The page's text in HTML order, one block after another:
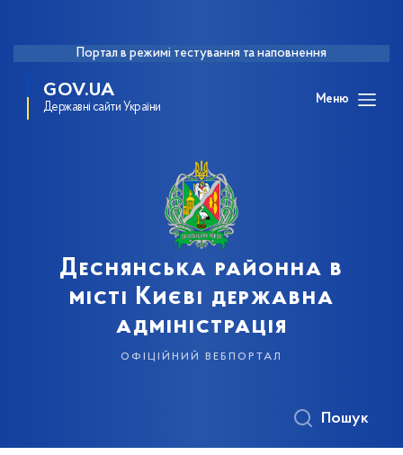
Портал в режимі тестування та наповнення
GOV.UA
Державні сайти України
Меню
Деснянська районна в
місті Києві державна
адміністрація
офіційний вебпортал
Пошук